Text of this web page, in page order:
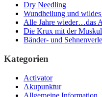
Dry Needling
Wundheilung und wildes
Alle Jahre wieder…das
Die Krux mit der
Bänder- und
Kategorien
Activator
Akupunktur
Allgemeine Information